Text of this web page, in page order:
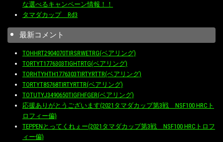
な選べるキャンペーン情報！！
タマダカップ Rd3
最新コメント
TOHHRT2904070TIRSRWETRG(ベアリング)
TORTYT1776303TIGHTRTG(ベアリング)
TORHTYHTH1776303TIRTYRTTR(ベアリング)
TORTYT85768TIRTYRTTR(ベアリング)
TOTUTYJ3490650TIGFHFGER(ベアリング)
応援ありがとうございます(2021タマダカップ第3戦 NSF100 HRCト
ロフィー偏)
TEPPENとってくれぇー(2021タマダカップ第3戦 NSF100 HRCトロフ
ィー偏)